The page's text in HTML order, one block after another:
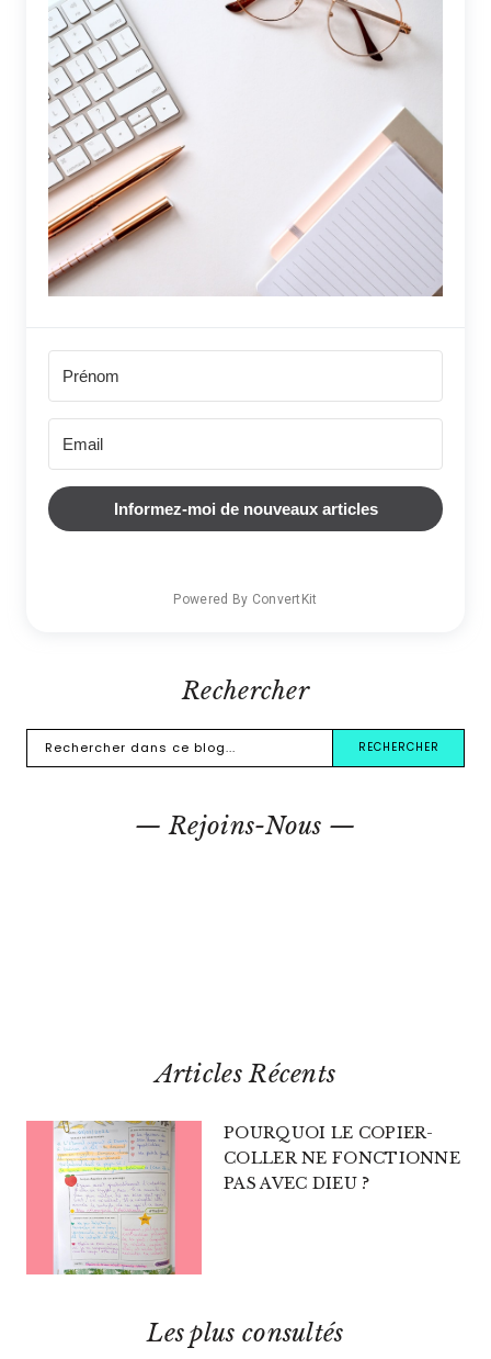
Informez-moi de nouveaux articles
Powered By ConvertKit
Rechercher
— Rejoins-Nous —
Articles Récents
POURQUOI LE COPIER-
COLLER NE FONCTIONNE
PAS AVEC DIEU ?
Les plus consultés